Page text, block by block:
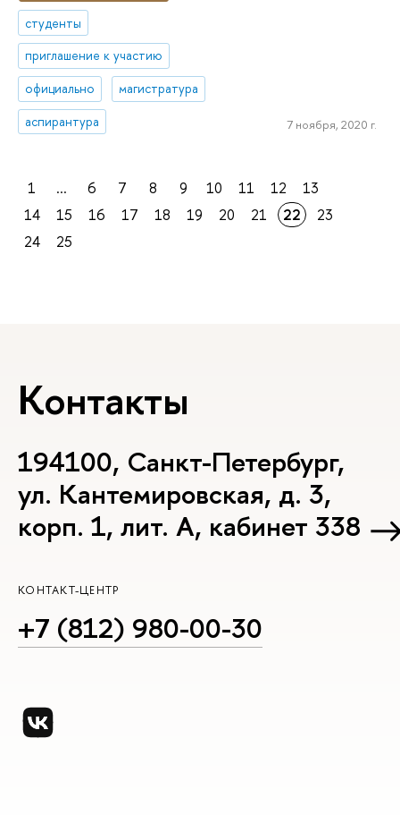
студенты
приглашение к участию
официально
магистратура
аспирантура
7 ноября, 2020 г.
1 ... 6 7 8 9 10 11 12
13
14
15 16 17 18 19 20 21 22
23
24
25
Контакты
194100, Санкт-Петербург,
ул. Кантемировская, д. 3,
корп. 1, лит. А, кабинет 338
КОНТАКТ-ЦЕНТР
+7 (812) 980-00-30